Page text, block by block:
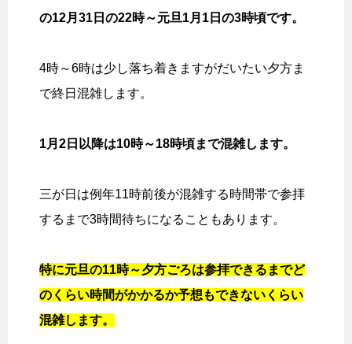
の12月31日の22時～元旦1月1日の3時頃です。
4時～6時は少し落ち着きますがだいたい夕方ま
で終日混雑します。
1月2日以降は10時～18時頃まで混雑します。
三が日は例年11時前後が混雑する時間帯で参拝
するまで3時間待ちになることもあります。
特に元旦の11時～夕方ごろは参拝できるまでど
のくらい時間がかかるか予想もできないくらい
混雑します。